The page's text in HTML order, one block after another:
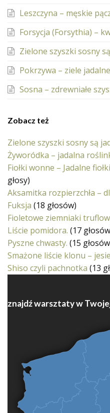
Leszczyna – męskie
Forsycja (Forsythia) –
Zielone szyszki sosny
Pokrzywa – ziele jadalne
Sosna – zdrewniałe
Zobacz też
Zielone szyszki sosny są
Żyworódka – jadalna
Fiołki wonne – Jadalne
głosy)
Aksamitka rozpierzchła –
Fuksja (18 głosów)
Fioletowe ziemniaki
Liście pomidora. (17
Pyszne chwasty. (15
Smażone liście klonu –
Shiso czyli pachnotka (13
znajdź warsztaty w